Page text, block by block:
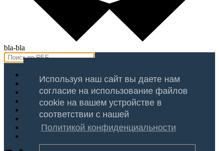
Используя наш сайт вы даете нам
согласие на использование файлов
cookie на вашем устройстве в
соответствии с нашей
Политикой конфиденциальности
bla-bla
Продажа
Аренда
Оценка
Услуги
О Компании